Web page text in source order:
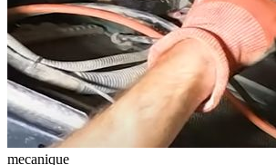
mecanique